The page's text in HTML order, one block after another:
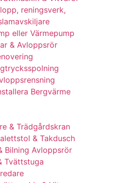
reningsverk,
eller Värmepump
& Avloppsrör
Bergvärme
& Trädgårdskran
& Takdusch
Bilning Avloppsrör
Tvättstuga